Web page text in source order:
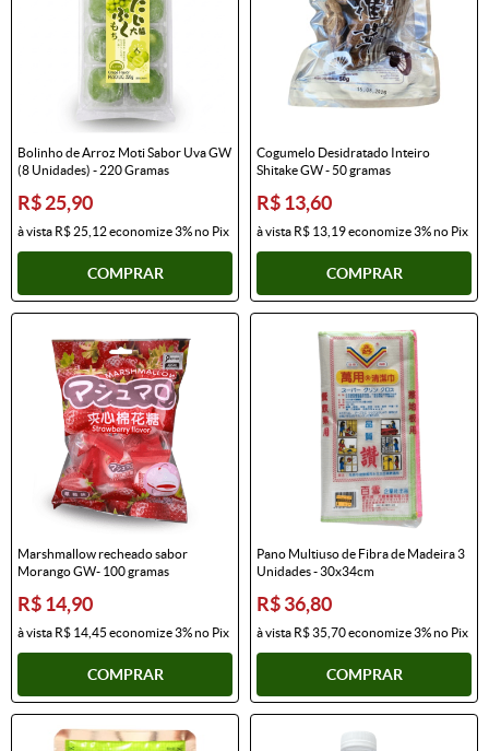
Bolinho de Arroz Moti Sabor Uva GW
(8 Unidades) - 220 Gramas
R$ 25,90
à vista R$ 25,12economize3%no Pix
COMPRAR
Cogumelo Desidratado Inteiro
Shitake GW - 50 gramas
R$ 13,60
à vista R$ 13,19economize3%no Pix
COMPRAR
Marshmallow recheado sabor
Morango GW- 100 gramas
R$ 14,90
à vista R$ 14,45 economize3%no Pix
COMPRAR
Pano Multiuso de Fibra de Madeira 3
Unidades - 30x34cm
R$ 36,80
à vista R$ 35,70economize3%no Pix
COMPRAR